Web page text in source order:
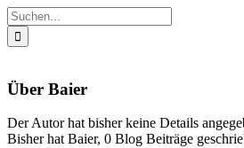
Suche
nach:
Über Baier
Der Autor hat bisher keine Details
Bisher hat Baier, 0 Blog Beiträge